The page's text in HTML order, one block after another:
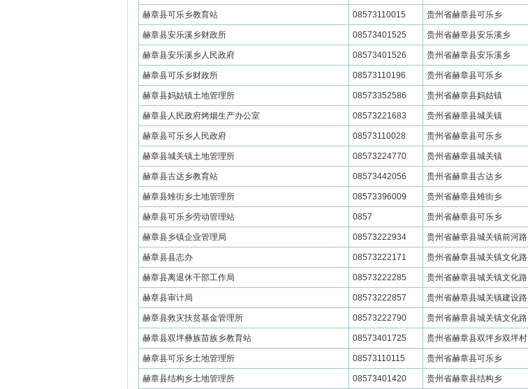
赫章县可乐乡教育站 08573110015 贵州省赫章县可乐乡
赫章县安乐溪乡财政所 08573401525 贵州省赫章县安乐溪乡
赫章县安乐溪乡人民政府 08573401526 贵州省赫章县安乐溪乡
赫章县可乐乡财政所 08573110196 贵州省赫章县可乐乡
赫章县妈姑镇土地管理所 08573352586 贵州省赫章县妈姑镇
赫章县人民政府烤烟生产办公室 08573221683 贵州省赫章县城关镇
赫章县可乐乡人民政府 08573110028 贵州省赫章县可乐乡
赫章县城关镇土地管理所 08573224770 贵州省赫章县城关镇
赫章县古达乡教育站 08573442056 贵州省赫章县古达乡
赫章县雉街乡土地管理所 08573396009 贵州省赫章县雉街乡
赫章县可乐乡劳动管理站 0857 贵州省赫章县可乐乡
赫章县乡镇企业管理局 08573222934 贵州省赫章县城关镇前河路
赫章县县志办 08573222171 贵州省赫章县城关镇文化路
赫章县离退休干部工作局 08573222285 贵州省赫章县城关镇文化路
赫章县审计局 08573222857 贵州省赫章县城关镇建设路
赫章县救灾扶贫基金管理所 08573222790 贵州省赫章县城关镇文化路
赫章县双坪彝族苗族乡教育站 08573401725 贵州省赫章县双坪乡双坪村
赫章县可乐乡土地管理所 08573110115 贵州省赫章县可乐乡
赫章县结构乡土地管理所 08573401420 贵州省赫章县结构乡